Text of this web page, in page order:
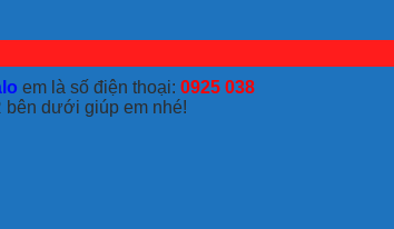
em là số điện thoại: 0925 038
bên dưới giúp em nhé!